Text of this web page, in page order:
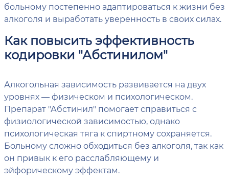
больному постепенно адаптироваться к жизни без
алкоголя и выработать уверенность в своих силах.
Как повысить эффективность
кодировки "Абстинилом"
Алкогольная зависимость развивается на двух
уровнях — физическом и психологическом.
Препарат "Абстинил" помогает справиться с
физиологической зависимостью, однако
психологическая тяга к спиртному сохраняется.
Больному сложно обходиться без алкоголя, так как
он привык к его расслабляющему и
эйфорическому эффектам.